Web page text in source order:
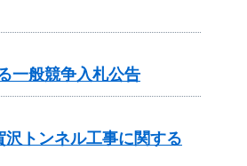
一般競争入札公告
トンネル工事に関する